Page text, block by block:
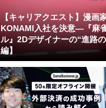
【キャリアクエスト】漫画
KONAMI入社を決意―『麻
ル』2Dデザイナーの“進路
編】